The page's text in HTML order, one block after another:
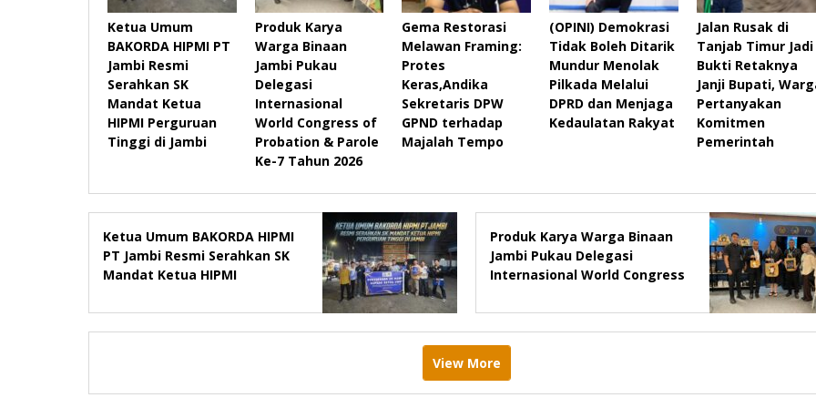
Ketua Umum
BAKORDA HIPMI PT
Jambi Resmi
Serahkan SK
Mandat Ketua
HIPMI Perguruan
Tinggi di Jambi
Produk Karya
Warga Binaan
Jambi Pukau
Delegasi
Internasional
World Congress of
Probation & Parole
Ke-7 Tahun 2026
Gema Restorasi
Melawan Framing:
Protes
Keras,Andika
Sekretaris DPW
GPND terhadap
Majalah Tempo
(OPINI) Demokrasi
Tidak Boleh Ditarik
Mundur Menolak
Pilkada Melalui
DPRD dan Menjaga
Kedaulatan Rakyat
Jalan Rusak di
Tanjab Timur Jadi
Bukti Retaknya
Janji Bupati,
Pertanyakan
Komitmen
Pemerintah
Ketua Umum BAKORDA HIPMI
PT Jambi Resmi Serahkan SK
Mandat Ketua HIPMI
Produk Karya Warga Binaan
Jambi Pukau Delegasi
Internasional World Congress
Tahun 2026
View More